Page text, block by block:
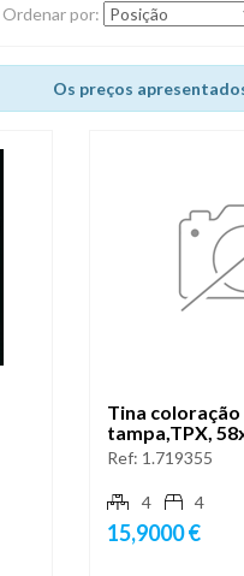
Ordenar por:
Os preços
Tina coloração
tampa,TPX,
Ref: 1.719355
4 4
15,9000 €